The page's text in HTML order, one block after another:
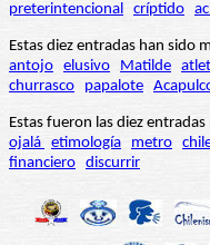
preterintencional críptido
Estas diez entradas han sido
antojo elusivo Matilde
churrasco
papalote
Estas fueron las diez
ojalá etimología metro
financiero discurrir